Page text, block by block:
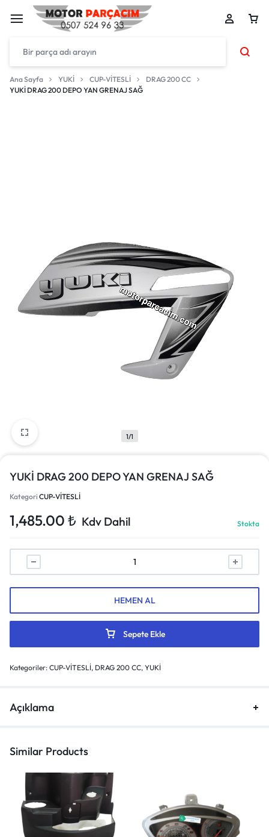
Ana Sayfa YUKİ CUP-VİTESLİ
DRAG 200 CC
YUKİ DRAG 200 DEPO YAN GRENAJ SAĞ
1/1
YUKİ DRAG 200 DEPO YAN GRENAJ SAĞ
Kategori CUP-VİTESLİ
1,485.00 ₺ Kdv Dahil Stokta
Sepete Ekle
HEMEN AL
Kategoriler: CUP-VİTESLİ, DRAG 200 CC, YUKİ
Açıklama
Similar Products